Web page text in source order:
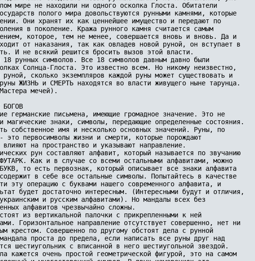
мире не находили ни одного осколка Глоста. Обитатели
полого мира довольствуются рунными камнями, которые
Они хранят их как ценнейшее имущество и передают по
в поколение. Кража рунного камня считается самым
которое, тем не менее, совершается вновь и вновь. Да и
от наказания, так как овладев новой руной, он вступает в
И не всякий решится бросить вызов этой власти.
18 рунных символов. Все 18 символов давным давно были
Солнца-Глоста. Это известно всем. Но никому неизвестно,
руной, сколько экземпляров каждой руны может существовать и
ЖИЗНЬ и СМЕРТЬ находятся во власти живущего ныне тарунца.
мечей).
БОГОВ
германские письмена, имеющие громадное значение. Это не
магические знаки, символы, передающие определенные состояния.
собственное имя и несколько основных значений. Руны, по
первосимволы жизни и смерти, которые порождают
на пространство и указывают направление.
рун составляют алфавит, который называется по звучанию
Как и в случае со всеми остальными алфавитами, можно
то есть первознак, который описывает все знаки алфавита
в себе все остальные символы. Попытайтесь в качестве
эту операцию с буквами нашего современного алфавита, и
будет достаточно интересным. (Интересными будут и отличия,
и русским алфавитами). Но мандалы всех без
алфавитов чрезвычайно сложны.
из вертикальной палочки с прикрепленными к ней
Горизонтальное направление отсутствует совершенно, нет ни
крестом. Совершенно по другому обстоят дела с рунной
проста до предела, если написать все руны друг над
шестиугольник с вписанной в него шестиугольной звездой.
кажется очень простой геометрической фигурой, это на самом